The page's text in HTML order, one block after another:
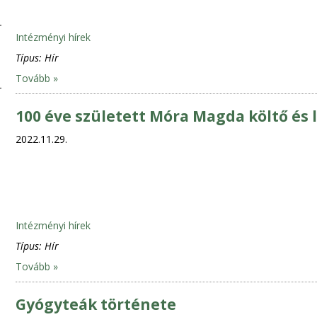
Intézményi hírek
Típus: Hír
Tovább »
100 éve született Móra Magda költő és
2022.11.29.
Intézményi hírek
Típus: Hír
Tovább »
Gyógyteák története